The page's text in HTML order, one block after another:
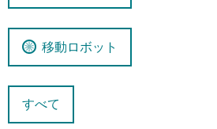
移動ロボット
すべて